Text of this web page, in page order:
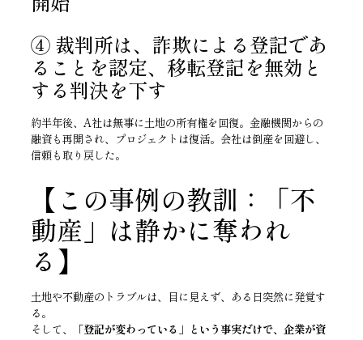
④ 裁判所は、詐欺による登記であ
ることを認定、移転登記を無効と
する判決を下す
約半年後、A社は無事に土地の所有権を回復。金融機関からの
融資も再開され、プロジェクトは復活。会社は倒産を回避し、
信頼も取り戻した。
【この事例の教訓：「不
動産」は静かに奪われ
る】
土地や不動産のトラブルは、目に見えず、ある日突然に発覚す
る。
そして、
「登記が変わっている」という事実だけで、企業が資